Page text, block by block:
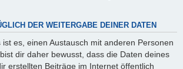
DER WEITERGABE DEINER DATEN
es, einen Austausch mit anderen Personen
dir daher bewusst, dass die Daten deines
erstellten Beiträge im Internet öffentlich